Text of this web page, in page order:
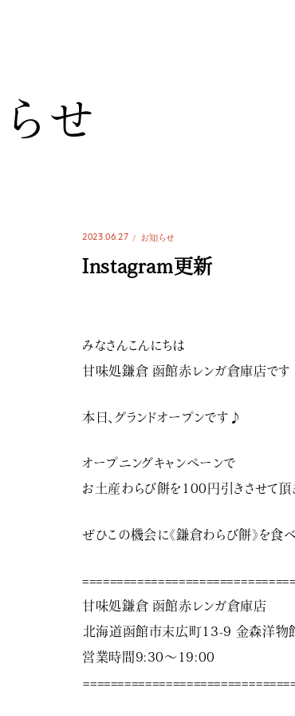
ら せ
2023.06.27 お知らせ
Instagram更新
みなさんこんにちは️
甘味処鎌倉 函館赤レンガ倉庫店です
本日、グランドオープンです♪
オープニングキャンペーンで
お土産わらび餅を100円引きさせて頂
ぜひこの機会に《鎌倉わらび餅》を食
甘味処鎌倉 函館赤レンガ倉庫店⁡
北海道函館市末広町13-9 金森洋物
営業時間9:30〜19:00